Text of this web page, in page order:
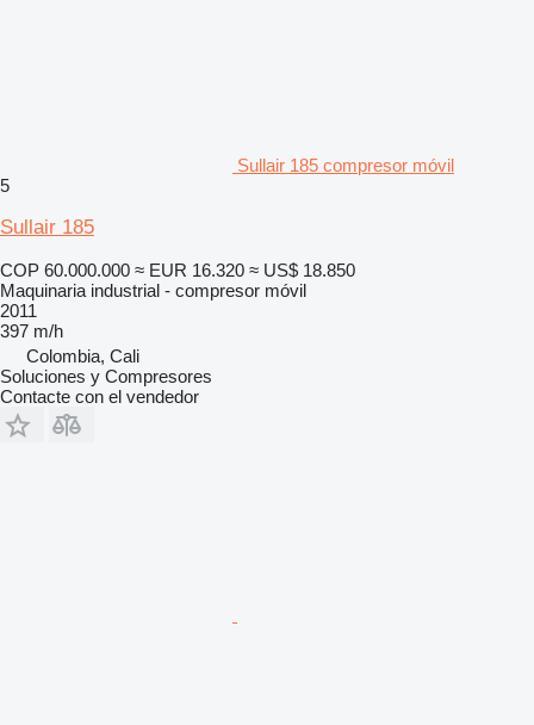
Sullair 185 compresor móvil
5
Sullair 185
COP 60.000.000 ≈ EUR 16.320 ≈ US$ 18.850
Maquinaria industrial - compresor móvil
2011
397 m/h
Colombia, Cali
Soluciones y Compresores
Contacte con el vendedor